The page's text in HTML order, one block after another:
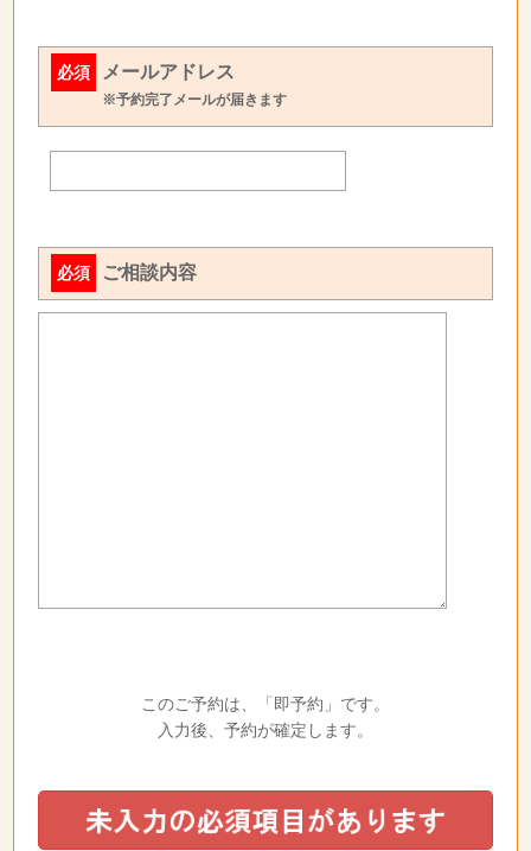
必須 メールアドレス
※予約完了メールが届きます
必須 ご相談内容
このご予約は、「即予約」です。
入力後、予約が確定します。